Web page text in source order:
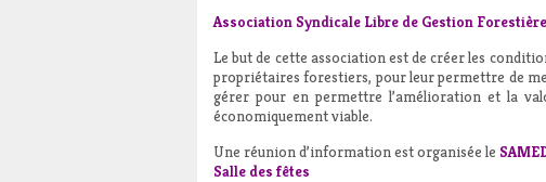
Association Syndicale Libre de Gestion
Le but de cette association est de créer les
propriétaires forestiers, pour leur permettre de
gérer pour en permettre l’amélioration et la
économiquement viable.
Une réunion d’information est organisée le
Salle des fêtes